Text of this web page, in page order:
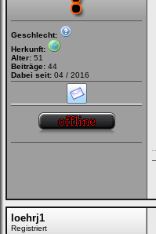
Geschlecht:
Herkunft:
Alter: 51
Beiträge: 44
Dabei seit: 04 / 2016
loehrj1
Registriert